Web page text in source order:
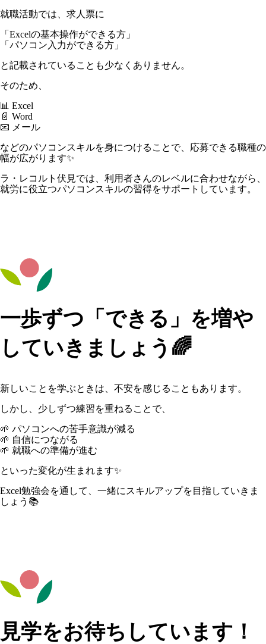
就職活動では、求人票に
「Excelの基本操作ができる方」
「パソコン入力ができる方」
と記載されていることも少なくありません。
そのため、
📊 Excel
📄 Word
📧 メール
などのパソコンスキルを身につけることで、応募できる職種の
幅が広がります✨
ラ・レコルト伏見では、利用者さんのレベルに合わせながら、
就労に役立つパソコンスキルの習得をサポートしています。
一歩ずつ「できる」を増や
していきましょう🌈
新しいことを学ぶときは、不安を感じることもあります。
しかし、少しずつ練習を重ねることで、
🌱 パソコンへの苦手意識が減る
🌱 自信につながる
🌱 就職への準備が進む
といった変化が生まれます✨
Excel勉強会を通して、一緒にスキルアップを目指していきま
しょう📚
見学をお待ちしています！